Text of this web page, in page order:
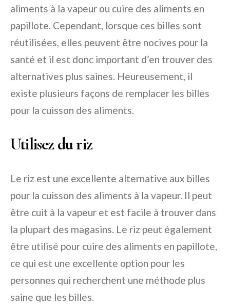
aliments à la vapeur ou cuire des aliments en
papillote. Cependant, lorsque ces billes sont
réutilisées, elles peuvent être nocives pour la
santé et il est donc important d’en trouver des
alternatives plus saines. Heureusement, il
existe plusieurs façons de remplacer les billes
pour la cuisson des aliments.
Utilisez du riz
Le riz est une excellente alternative aux billes
pour la cuisson des aliments à la vapeur. Il peut
être cuit à la vapeur et est facile à trouver dans
la plupart des magasins. Le riz peut également
être utilisé pour cuire des aliments en papillote,
ce qui est une excellente option pour les
personnes qui recherchent une méthode plus
saine que les billes.